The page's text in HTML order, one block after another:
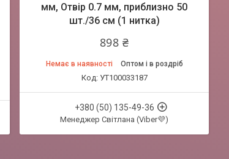
мм, Отвір 0.7 мм, приблизно 50
шт./36 см (1 нитка)
898 ₴
Немає в наявності Оптом і в роздріб
УТ100033187
+380 (50) 135-49-36
Менеджер Світлана (Viber💜)